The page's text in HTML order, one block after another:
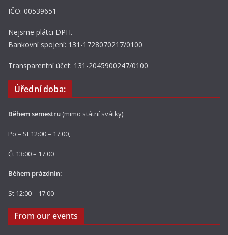
IČO: 00539651
Nejsme plátci DPH.
Bankovní spojení: 131-1728070217/0100
Transparentní účet: 131-2045900247/0100
Úřední doba:
Během semestru (mimo státní svátky):
Po – St 12:00 – 17:00,
Čt 13:00 – 17:00
Během prázdnin:
St 12:00 – 17:00
From our events